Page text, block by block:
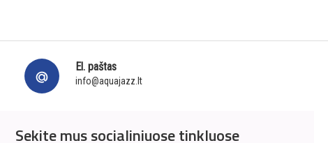
El. paštas
info@aquajazz.lt
Sekite mus socialiniuose tinkluose